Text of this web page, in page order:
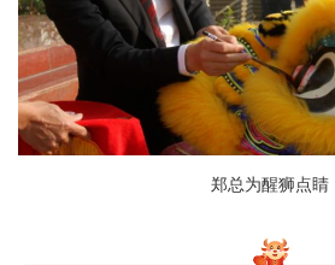
郑总为醒狮点睛